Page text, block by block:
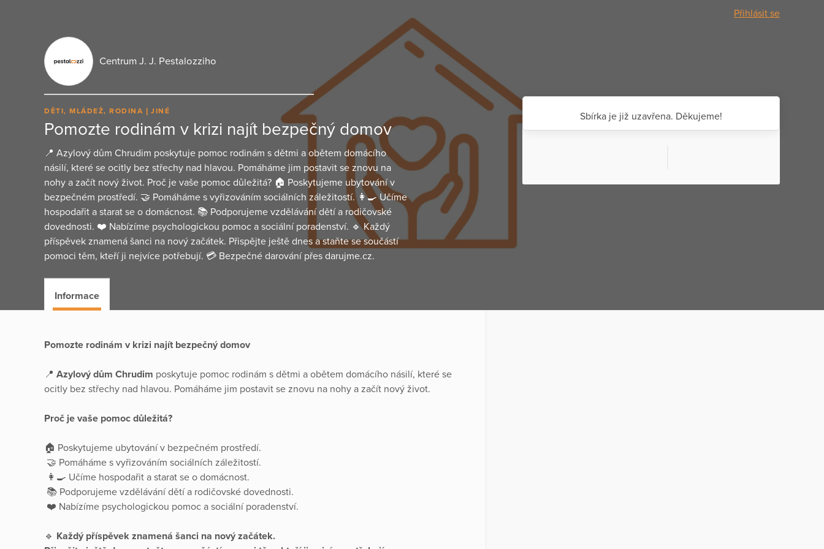
Přihlásit se
Centrum J. J. Pestalozziho
DĚTI, MLÁDEŽ, RODINA JINÉ
Pomozte rodinám v krizi najít bezpečný domov
📍 Azylový dům Chrudim poskytuje pomoc rodinám s dětmi a obětem domácího
násilí, které se ocitly bez střechy nad hlavou. Pomáháme jim postavit se znovu na
nohy a začít nový život. Proč je vaše pomoc důležitá? 🏠 Poskytujeme ubytování v
bezpečném prostředí. 🤝 Pomáháme s vyřizováním sociálních záležitostí. 👩‍🍳 Učíme
hospodařit a starat se o domácnost. 📚 Podporujeme vzdělávání dětí a rodičovské
dovednosti. ❤️ Nabízíme psychologickou pomoc a sociální poradenství. 🔹 Každý
příspěvek znamená šanci na nový začátek. Přispějte ještě dnes a staňte se součástí
pomoci těm, kteří ji nejvíce potřebují. 💳 Bezpečné darování přes darujme.cz.
Sbírka je již uzavřena. Děkujeme!
Informace
Pomozte rodinám v krizi najít bezpečný domov
📍 Azylový dům Chrudim poskytuje pomoc rodinám s dětmi a obětem domácího násilí, které se
ocitly bez střechy nad hlavou. Pomáháme jim postavit se znovu na nohy a začít nový život.
Proč je vaše pomoc důležitá?
🏠 Poskytujeme ubytování v bezpečném prostředí.
🤝 Pomáháme s vyřizováním sociálních záležitostí.
👩‍🍳 Učíme hospodařit a starat se o domácnost.
📚 Podporujeme vzdělávání dětí a rodičovské dovednosti.
❤️ Nabízíme psychologickou pomoc a sociální poradenství.
🔹 Každý příspěvek znamená šanci na nový začátek.